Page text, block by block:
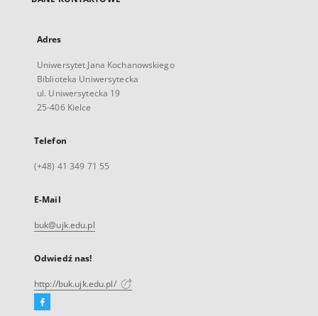
Adres
Uniwersytet Jana Kochanowskiego
Biblioteka Uniwersytecka
ul. Uniwersytecka 19
25-406 Kielce
Telefon
(+48) 41 349 71 55
E-Mail
buk@ujk.edu.pl
Odwiedź nas!
http://buk.ujk.edu.pl/
Facebook